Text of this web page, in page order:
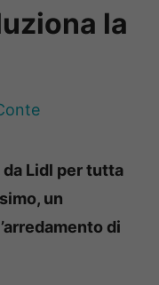
la
Lidl per tutta
un
di